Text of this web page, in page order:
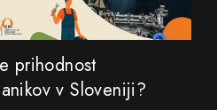
prihodnost
v Sloveniji?